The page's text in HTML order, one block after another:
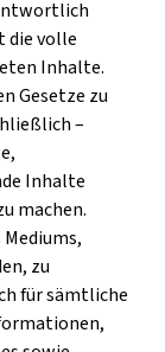
die volle
Inhalte.
Gesetze zu
–
Inhalte
machen.
zu
für sämtliche